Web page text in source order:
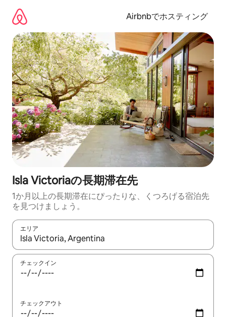
Airbnbでホスティング
Isla Victoriaの長期滞在先
1か月以上の長期滞在にぴったりな、くつろげる宿泊先
を見つけましょう。
エリア
検索結果が表示されたら、上下の矢印キーを使って移動するか
チェックイン
チェックアウト